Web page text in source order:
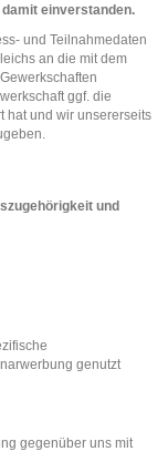
einverstanden.
und Teilnahmedaten
an die mit dem
ggf. die
hat und wir unsererseits
und
genutzt
gegenüber uns mit